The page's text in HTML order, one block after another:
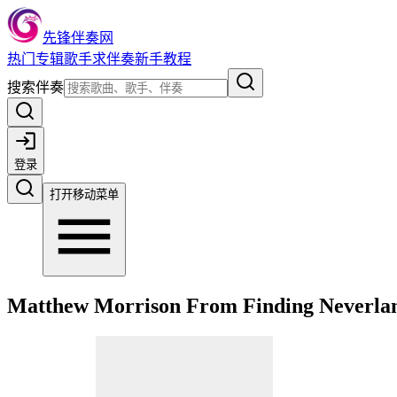
先锋伴奏网
热门 专辑歌手求伴奏新手教程
搜索伴奏
登录
打开移动菜单
Matthew Morrison From Finding